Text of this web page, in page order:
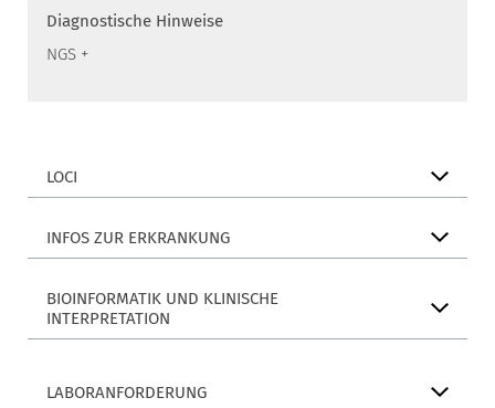
Diagnostische Hinweise
NGS +
LOCI
INFOS ZUR ERKRANKUNG
BIOINFORMATIK UND KLINISCHE
INTERPRETATION
LABORANFORDERUNG